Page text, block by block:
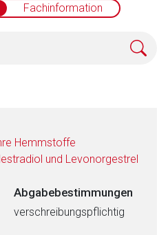
Fachinformation
Hemmstoffe
und Levonorgestrel
Abgabebestimmungen
verschreibungspflichtig